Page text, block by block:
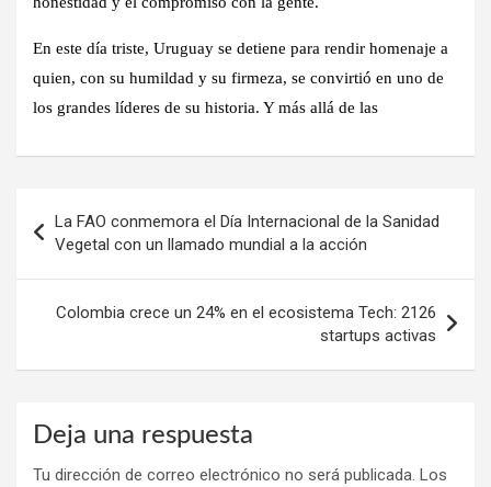
En este día triste, Uruguay se detiene para rendir homenaje a
quien, con su humildad y su firmeza, se convirtió en uno de
los grandes líderes de su historia. Y más allá de las
de
entradas
La FAO conmemora el Día Internacional de la Sanidad
Vegetal con un llamado mundial a la acción
Colombia crece un 24% en el ecosistema Tech: 2126
startups activas
Deja una respuesta
Tu dirección de correo electrónico no será publicada. Los